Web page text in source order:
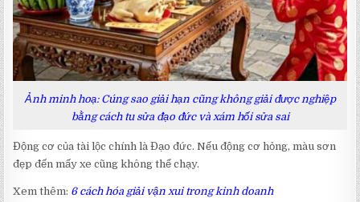
Ảnh minh hoạ: Cúng sao giải hạn cũng không giải được nghiệp
bằng cách tu sửa đạo đức và xám hối sửa sai
Động cơ của tài lộc chính là Đạo đức. Nếu động cơ hỏng, màu sơn
đẹp đến mấy xe cũng không thể chạy.
Xem thêm: 6 cách hóa giải vận xui trong kinh doanh